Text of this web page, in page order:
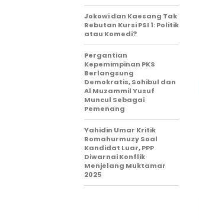
Jokowi dan Kaesang Tak
Rebutan Kursi PSI 1: Politik
atau Komedi?
Pergantian
Kepemimpinan PKS
Berlangsung
Demokratis, Sohibul dan
Al Muzammil Yusuf
Muncul Sebagai
Pemenang
Yahidin Umar Kritik
Romahurmuzy Soal
Kandidat Luar, PPP
Diwarnai Konflik
Menjelang Muktamar
2025